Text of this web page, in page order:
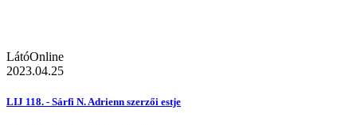
LátóOnline
2023.04.25
LIJ 118. - Sárfi N. Adrienn szerzői estje